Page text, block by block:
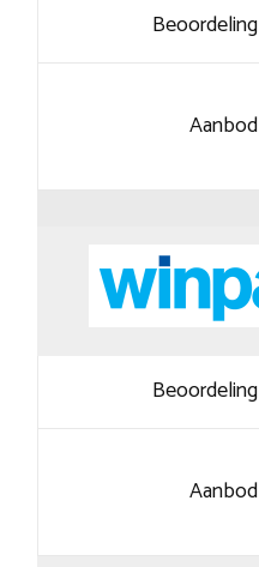
Beoordeling
Aanbod
Beoordeling
Aanbod